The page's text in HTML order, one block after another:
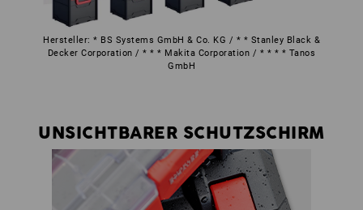
Hersteller: * BS Systems GmbH & Co. KG / * * Stanley Black &
Decker Corporation / * * * Makita Corporation / * * * * Tanos
GmbH
UNSICHTBARER SCHUTZSCHIRM